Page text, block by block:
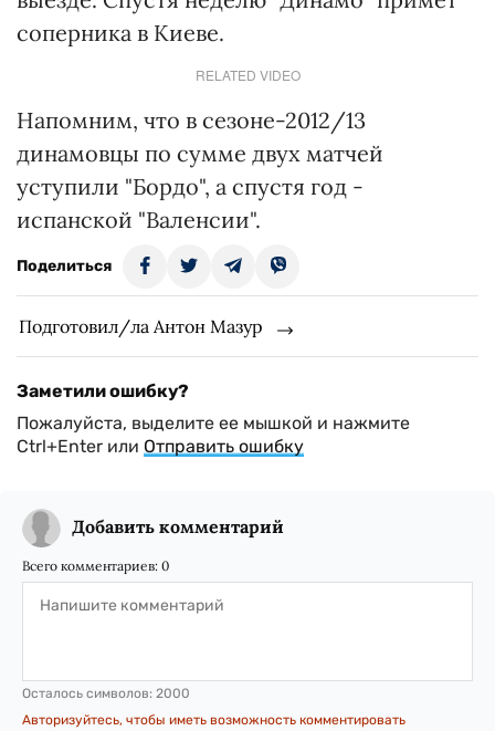
соперника в Киеве.
RELATED VIDEO
Напомним, что в сезоне-2012/13
динамовцы по сумме двух матчей
уступили "Бордо", а спустя год -
испанской "Валенсии".
Поделиться
Подготовил/ла Антон Мазур
Заметили ошибку?
Пожалуйста, выделите ее мышкой и нажмите
Ctrl+Enter или Отправить ошибку
Добавить комментарий
Всего комментариев: 0
Осталось символов: 2000
Авторизуйтесь, чтобы иметь возможность комментировать